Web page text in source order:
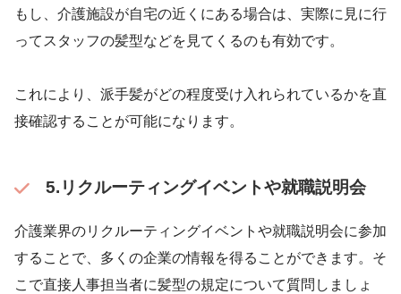
もし、介護施設が自宅の近くにある場合は、実際に見に行
ってスタッフの髪型などを見てくるのも有効です。
これにより、派手髪がどの程度受け入れられているかを直
接確認することが可能になります。
5.リクルーティングイベントや就職説明会
介護業界のリクルーティングイベントや就職説明会に参加
することで、多くの企業の情報を得ることができます。そ
こで直接人事担当者に髪型の規定について質問しましょ